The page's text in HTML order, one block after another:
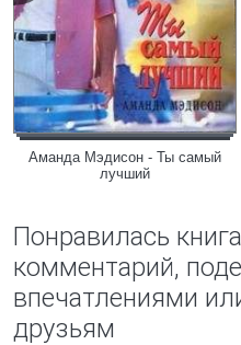
Аманда Мэдисон - Ты самый
лучший
Понравилась
комментарий,
впечатлениями
друзьям